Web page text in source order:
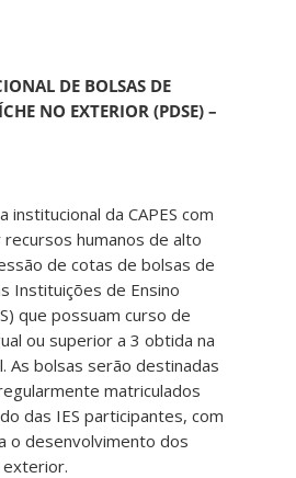
DE BOLSAS DE
NO EXTERIOR (PDSE) –
institucional da CAPES com
humanos de alto
de cotas de bolsas de
Instituições de Ensino
que possuam curso de
ou superior a 3 obtida na
As bolsas serão destinadas
matriculados
das IES participantes, com
o desenvolvimento dos